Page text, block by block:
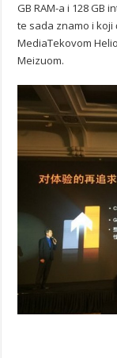
GB RAM-a i 128 GB
te sada znamo i koji
MediaTekovom
Meizuom.